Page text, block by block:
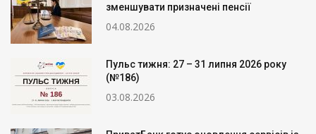
зменшувати призначені пенсії
04.08.2026
Пульс тижня: 27 – 31 липня 2026 року
(№186)
03.08.2026